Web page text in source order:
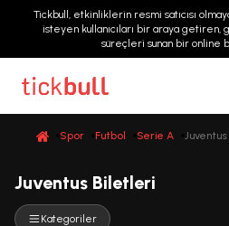
Tickbull, etkinliklerin resmi satıcısı
isteyen kullanıcıları bir araya getiren,
süreçleri sunan bir online
Spor Futbol Serie A Juventus
Juventus Biletleri
Kategoriler